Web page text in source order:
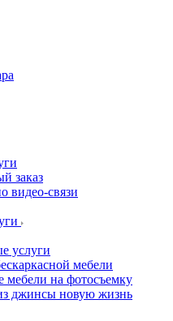
заказ
видео-связи
услуги
мебели
мебели на фотосъемку
джинсы новую жизнь